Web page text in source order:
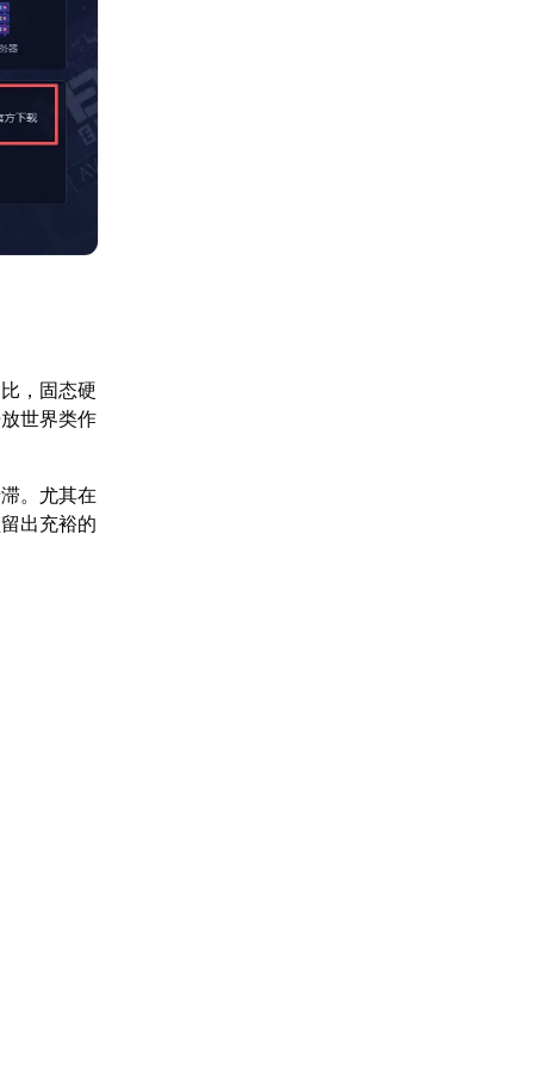
，固态硬
世界类作
。尤其在
出充裕的